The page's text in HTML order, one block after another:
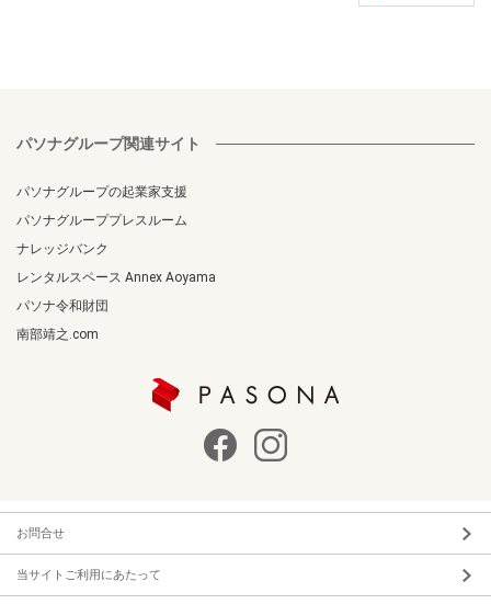
パソナグループ関連サイト
パソナグループの起業家支援
パソナグループプレスルーム
ナレッジバンク
レンタルスペース Annex Aoyama
パソナ令和財団
南部靖之.com
お問合せ
当サイトご利用にあたって